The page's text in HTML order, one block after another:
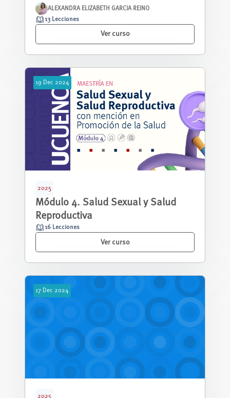
ALEXANDRA ELIZABETH GARCIA REINO
13 Lecciones
Ver curso
19 Dec 2024
2025
Módulo 4. Salud Sexual y Salud
Reproductiva
16 Lecciones
Ver curso
17 Dec 2024
2025